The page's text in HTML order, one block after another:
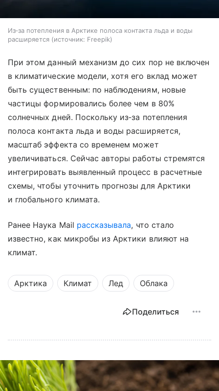
Из‑за потепления в Арктике полоса контакта льда и воды
расширяется
источник: Freepik
При этом данный механизм до сих пор не включен
в климатические модели, хотя его вклад может
быть существенным: по наблюдениям, новые
частицы формировались более чем в 80%
солнечных дней. Поскольку из‑за потепления
полоса контакта льда и воды расширяется,
масштаб эффекта со временем может
увеличиваться. Сейчас авторы работы стремятся
интегрировать выявленный процесс в расчетные
схемы, чтобы уточнить прогнозы для Арктики
и глобального климата.
Ранее Наука Mail рассказывала, что стало
известно, как микробы из Арктики влияют на
климат.
Арктика Климат Лед Облака
Поделиться